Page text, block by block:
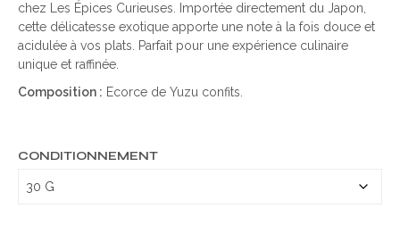
chez Les Épices Curieuses. Importée directement du Japon,
cette délicatesse exotique apporte une note à la fois douce et
acidulée à vos plats. Parfait pour une expérience culinaire
unique et raffinée.
Composition : Ecorce de Yuzu confits.
CONDITIONNEMENT